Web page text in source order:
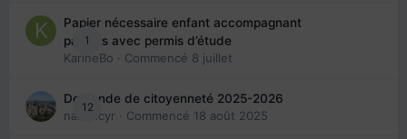
1
Papier nécessaire enfant accompagnant
parents avec permis d’étude
KarineBo · Commencé 8 juillet
12
Demande de citoyenneté 2025-2026
nanancyr · Commencé 18 août 2025